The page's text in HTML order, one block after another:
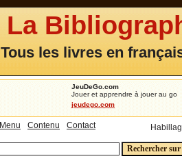
La
Tous les livres en
JeuDeGo.com
Jouer et apprendre à jouer au go
jeudego.com
Menu Contenu Contact